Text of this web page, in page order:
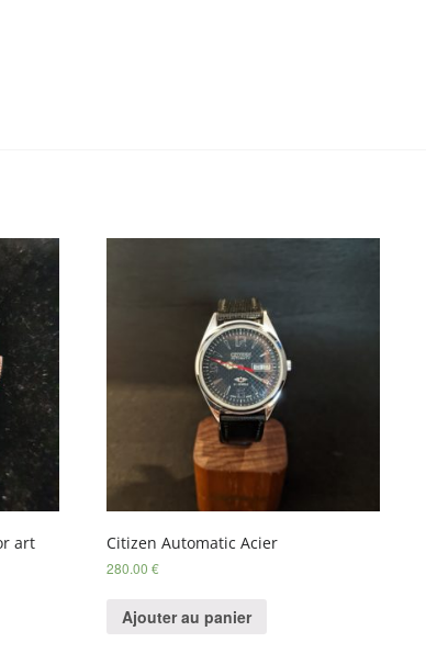
art Citizen Automatic Acier
280.00€
Ajouter au panier